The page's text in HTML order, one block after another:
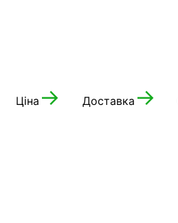
Ціна → Доставка →